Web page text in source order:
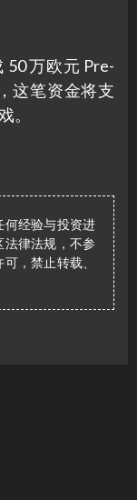
50 万欧元 Pre-
这笔资金将支
。
何经验与投资进
律法规，不参
，禁止转载、